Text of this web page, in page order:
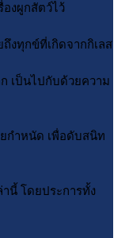
องผูกสัตว์ไว้
งทุกข์ที่เกิดจากกิเลส
เป็นไปกับด้วยความ
ำหนัด เพื่อดับสนิท
โดยประการทั้ง